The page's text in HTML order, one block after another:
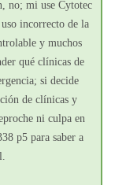
no; mi use Cytotec
incorrecto de la
y muchos
qué clínicas de
si decide
de clínicas y
ni culpa en
p5 para saber a